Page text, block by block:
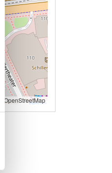
© OpenStreetMap